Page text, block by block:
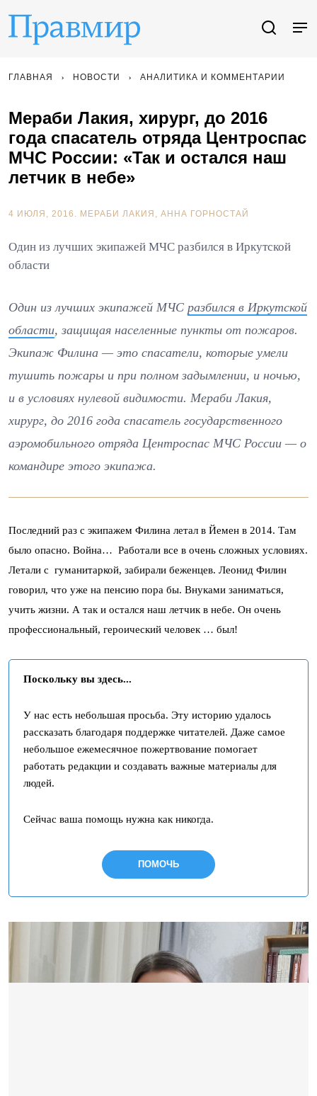
ГЛАВНАЯ НОВОСТИ АНАЛИТИКА И КОММЕНТАРИИ
Мераби Лакия, хирург, до 2016
года спасатель отряда Центроспас
МЧС России: «Так и остался наш
летчик в небе»
4 ИЮЛЯ, 2016. МЕРАБИ ЛАКИЯ АННА ГОРНОСТАЙ
Один из лучших экипажей МЧС разбился в Иркутской
области
Один из лучших экипажей МЧС разбился в Иркутской
области, защищая населенные пункты от пожаров.
Экипаж Филина — это спасатели, которые умели
тушить пожары и при полном задымлении, и ночью,
и в условиях нулевой видимости. Мераби Лакия,
хирург, до 2016 года спасатель государственного
аэромобильного отряда Центроспас МЧС России — о
командире этого экипажа.
Последний раз с экипажем Филина летал в Йемен в 2014. Там
было опасно. Война… Работали все в очень сложных условиях.
Летали с гуманитаркой, забирали беженцев. Леонид Филин
говорил, что уже на пенсию пора бы. Внуками заниматься,
учить жизни. А так и остался наш летчик в небе. Он очень
профессиональный, героический человек … был!
Поскольку вы здесь...
У нас есть небольшая просьба. Эту историю удалось
рассказать благодаря поддержке читателей. Даже самое
небольшое ежемесячное пожертвование помогает
работать редакции и создавать важные материалы для
людей.
Сейчас ваша помощь нужна как никогда.
ПОМОЧЬ